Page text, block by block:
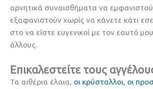
αρνητικά συναισθήματα να
εξαφανιστούν χωρίς να κάνετε κάτι
στο να είστε ευγενικοί με τον εαυτό
άλλους.
Επικαλεστείτε τους
Τα αιθέρια έλαια, οι κρύσταλλοι, οι